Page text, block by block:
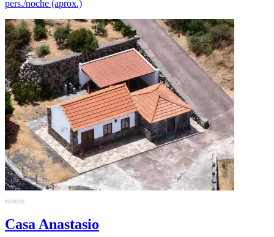
pers./noche (aprox.)
Casa Anastasio